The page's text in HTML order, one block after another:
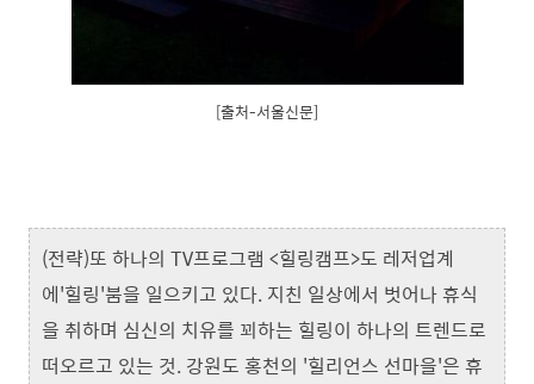
[출처-서울신문]
(전략)또 하나의 TV프로그램 <힐링캠프>도 레저업계
에'힐링'붐을 일으키고 있다. 지친 일상에서 벗어나 휴식
을 취하며 심신의 치유를 꾀하는 힐링이 하나의 트렌드로
떠오르고 있는 것. 강원도 홍천의 '힐리언스 선마을'은 휴